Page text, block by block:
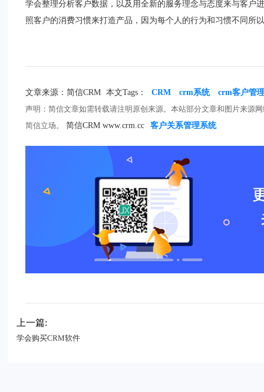
学会整理分析客户数据，以及用全新的服务理念与态度来与客户
照客户的消费习惯来打造产品，因为每个人的行为和习惯不同所
文章来源：简信CRM 本文Tags： CRM crm系统
crm客户管
声明：简信文章如需转载请注明原创来源。本站部分文章和图片来源
简信立场。
简信CRM www.crm.cc 客户关系管理系统
上一篇:
学会购买CRM软件